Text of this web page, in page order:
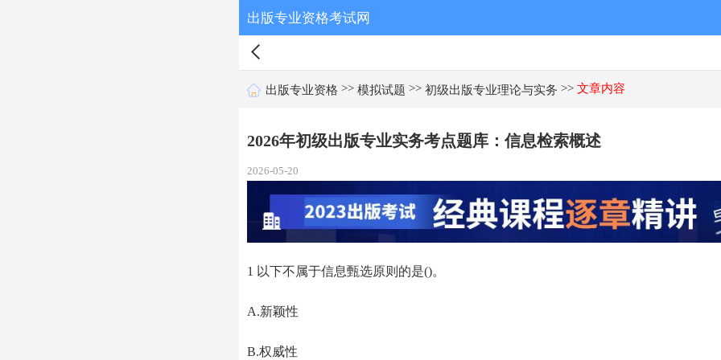
出版专业资格考试网
出版专业资格 >> 模拟试题 >> 初级出版专业理论与实务 >> 文章内容
2026年初级出版专业实务考点题库：信息检索概述
2026-05-20
1 以下不属于信息甄选原则的是()。
A.新颖性
B.权威性